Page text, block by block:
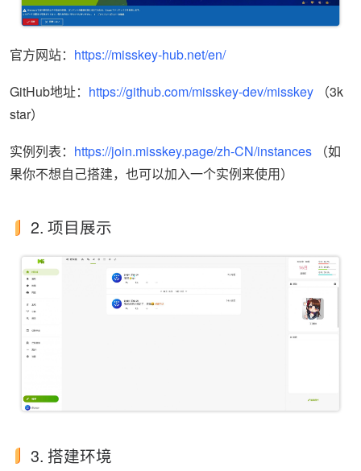
官方网站： https://misskey-hub.net/en/
GitHub地址： https://github.com/misskey-dev/misskey （3k
star）
实例列表： https://join.misskey.page/zh-CN/instances （如
果你不想自己搭建，也可以加入一个实例来使用）
2. 项目展示
3. 搭建环境